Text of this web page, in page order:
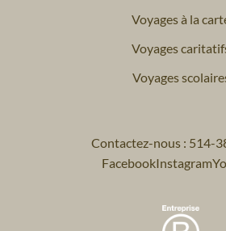
Voyages à la
Voyages
Voyages
Contactez-nous : 514-
FacebookInstagram